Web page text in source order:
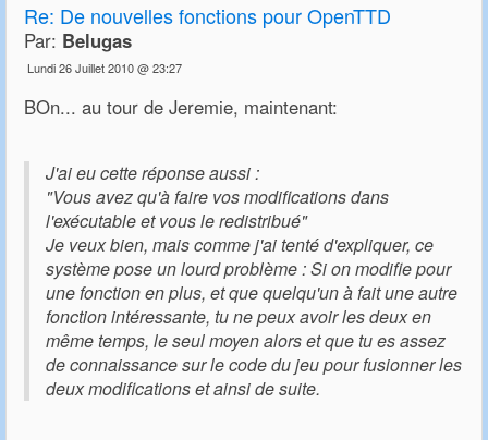
Re: De nouvelles fonctions pour OpenTTD
Par: Belugas
Lundi 26 Juillet 2010 @ 23:27
BOn... au tour de Jeremie, maintenant:
J'ai eu cette réponse aussi :
"Vous avez qu'à faire vos modifications dans
l'exécutable et vous le redistribué"
Je veux bien, mais comme j'ai tenté d'expliquer, ce
système pose un lourd problème : Si on modifie pour
une fonction en plus, et que quelqu'un à fait une autre
fonction intéressante, tu ne peux avoir les deux en
même temps, le seul moyen alors et que tu es assez
de connaissance sur le code du jeu pour fusionner les
deux modifications et ainsi de suite.